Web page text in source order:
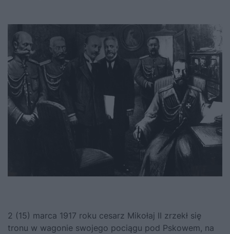
2 (15) marca 1917 roku cesarz Mikołaj II zrzekł się
tronu w wagonie swojego pociągu pod Pskowem, na